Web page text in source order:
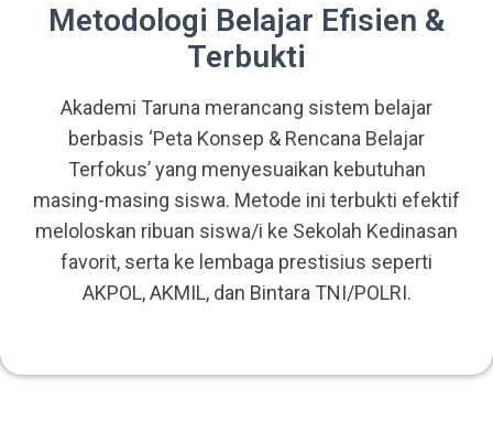
Metodologi Belajar Efisien &
Terbukti
Akademi Taruna merancang sistem belajar
berbasis ‘Peta Konsep & Rencana Belajar
Terfokus’ yang menyesuaikan kebutuhan
masing-masing siswa. Metode ini terbukti efektif
meloloskan ribuan siswa/i ke Sekolah Kedinasan
favorit, serta ke lembaga prestisius seperti
AKPOL, AKMIL, dan Bintara TNI/POLRI.